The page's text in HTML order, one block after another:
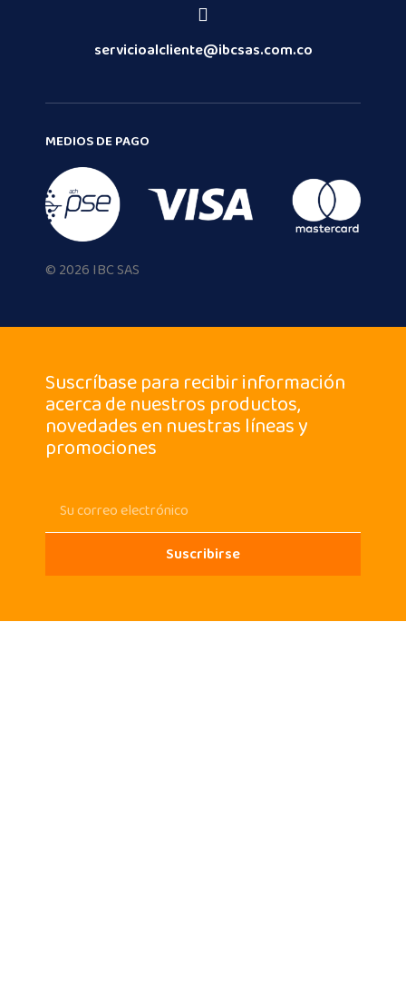
servicioalcliente@ibcsas.com.co
MEDIOS DE PAGO
© 2026 IBC SAS
Suscríbase para recibir información
acerca de nuestros productos,
novedades en nuestras líneas y
promociones
Suscribirse